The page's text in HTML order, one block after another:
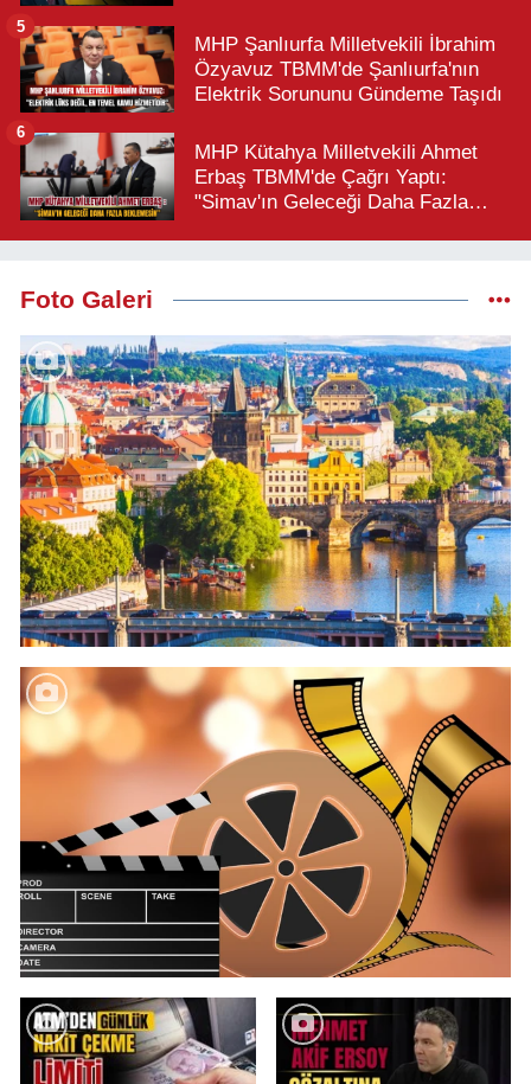
MHP Şanlıurfa Milletvekili İbrahim
Özyavuz TBMM'de Şanlıurfa'nın
Elektrik Sorununu Gündeme Taşıdı
5
MHP Kütahya Milletvekili Ahmet
Erbaş TBMM'de Çağrı Yaptı:
"Simav'ın Geleceği Daha Fazla
6
Foto Galeri